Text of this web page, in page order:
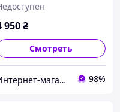
950₴
Смотреть
Интернет-магазин электрооборудования ALT-SHOP 98%